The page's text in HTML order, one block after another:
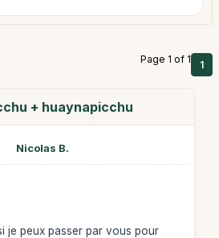
Page 1 of 1 1
+ huaynapicchu
Nicolas B.
je peux passer par vous pour